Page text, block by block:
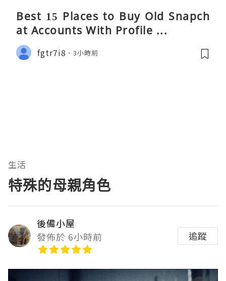
Best 15 Places to Buy Old Snapch
at Accounts With Profile ...
fgtr7i8 3小時前
生活
特殊的母親角色
後備小屋
發佈於 6小時前
追蹤